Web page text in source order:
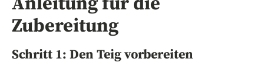
Zubereitung
Schritt 1: Den Teig vorbereiten